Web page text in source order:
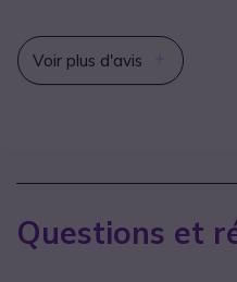
Voir plus d'avis
Questions et